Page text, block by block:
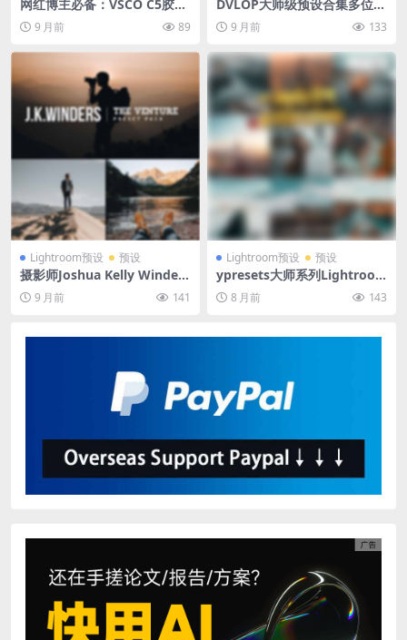
网红博主必备：VSCO C5胶片
风Lightroom预设套装（含手
机版调色方案）
9 月前 89
DVLOP大师级预设合集多位摄
影师专属调色含配置文件支持
Lightroom/ACR Presets Co
llection Vol.1
9 月前 133
Lightroom预设 预设
摄影师Joshua Kelly Winders
冒险旅拍预设 J.K. Winders T
he Venture Preset Pack
9 月前 141
Lightroom预设 预设
ypresets大师系列Lightroo
m预设包 手机电脑通用人像旅
拍风景调色预设
8 月前 143